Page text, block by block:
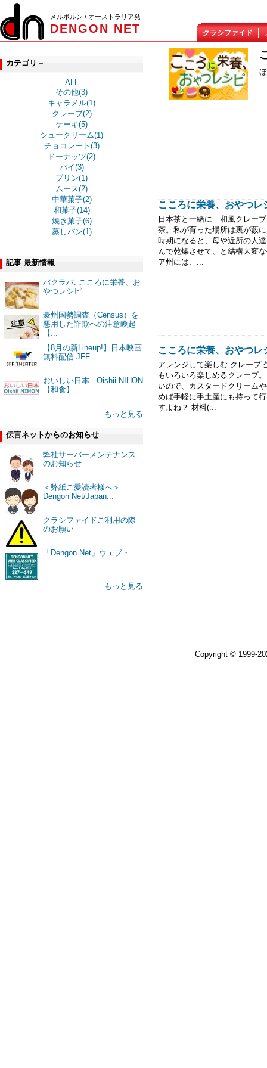
メルボルン / オーストラリア発
DENGON NET クラシファイド
カテゴリ－
ALL
その他(3)
キャラメル(1)
クレープ(2)
ケーキ(5)
シュークリーム(1)
チョコレート(3)
ドーナッツ(2)
パイ(3)
プリン(1)
ムース(2)
中華菓子(2)
和菓子(14)
焼き菓子(6)
蒸しパン(1)
記事 最新情報
バクラバ: こころに栄養、お
やつレシピ
豪州国勢調査（Census）を
悪用した詐欺への注意喚起
【...
【8月の新Lineup!】日本映画
無料配信 JFF...
おいしい日本 - Oishii NIHON
【和食】
もっと見る
伝言ネットからのお知らせ
弊社サーバーメンテナンス
のお知らせ
＜弊紙ご愛読者様へ＞
Dengon Net/Japan...
クラシファイドご利用の際
のお願い
「Dengon Net」ウェブ・...
もっと見る
こころに栄養、おやつレ
日本茶と一緒に 和風クレー
茶。私が育った場所は裏が藪
時期になると、母や近所の人
んで乾燥させて、と結構大変
ア州には、...
こころに栄養、おやつ
アレンジして楽しむ クレープ
もいろいろ楽しめるクレープ
いので、カスタードクリーム
めば手軽に手土産にも持って
すよね？ 材料(...
Copyright © 1999-